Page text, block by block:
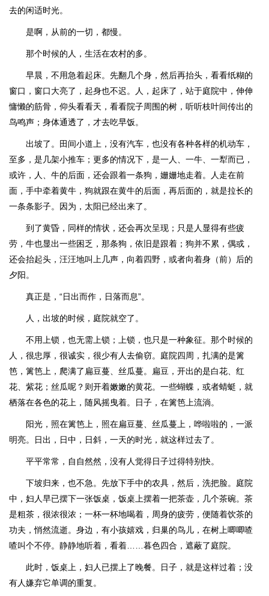
去的闲适时光。
是啊，从前的一切，都慢。
那个时候的人，生活在农村的多。
早晨，不用急着起床。先翻几个身，然后再抬头，看看纸糊的
窗口，窗口大亮了，起身也不迟。人，起床了，站于庭院中，伸伸
慵懒的筋骨，仰头看看天，看看院子周围的树，听听枝叶间传出的
鸟鸣声；身体通透了，才去吃早饭。
出坡了。田间小道上，没有汽车，也没有各种各样的机动车，
至多，是几架小推车；更多的情况下，是一人、一牛、一犁而已，
或许，人、牛的后面，还会跟着一条狗，姗姗地走着。人走在前
面，手中牵着黄牛，狗就跟在黄牛的后面，再后面的，就是拉长的
一条条影子。因为，太阳已经出来了。
到了黄昏，同样的情状，还会再次呈现；只是人显得有些疲
劳，牛也显出一些困乏，那条狗，依旧是跟着；狗并不累，偶或，
还会抬起头，汪汪地叫上几声，向着四野，或者向着身（前）后的
夕阳。
真正是，“日出而作，日落而息”。
人，出坡的时候，庭院就空了。
不用上锁，也无需上锁；上锁，也只是一种象征。那个时候的
人，很忠厚，很诚实，很少有人去偷窃。庭院四周，扎满的是篱
笆，篱笆上，爬满了扁豆蔓、丝瓜蔓。扁豆，开出的是白花、红
花、紫花；丝瓜呢？则开着嫩嫩的黄花。一些蝴蝶，或者蜻蜓，就
栖落在各色的花上，随风摇曳着。日子，在篱笆上流淌。
阳光，照在篱笆上，照在扁豆蔓、丝瓜蔓上，哗啦啦的，一派
明亮。日出，日中，日斜，一天的时光，就这样过去了。
平平常常，自自然然，没有人觉得日子过得特别快。
下坡归来，也不急。先放下手中的农具，然后，洗把脸。庭院
中，妇人早已摆下一张饭桌，饭桌上摆着一把茶壶，几个茶碗。茶
是粗茶，很浓很浓；一杯一杯地喝着，周身的疲劳，便随着饮茶的
功夫，悄然流逝。身边，有小孩嬉戏，归巢的鸟儿，在树上唧唧喳
喳叫个不停。静静地听着，看着……暮色四合，遮蔽了庭院。
此时，饭桌上，妇人已摆上了晚餐。日子，就是这样过着；没
有人嫌弃它单调的重复。